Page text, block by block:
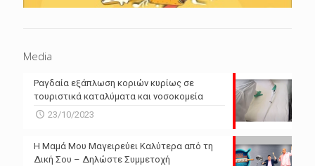
Media
Ραγδαία εξάπλωση κοριών κυρίως σε
τουριστικά καταλύματα και νοσοκομεία
23/10/2023
Η Μαμά Μου Μαγειρεύει Καλύτερα από τη
Δική Σου – Δηλώστε Συμμετοχή